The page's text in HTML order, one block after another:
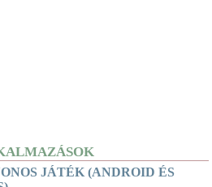
JÁTÉK (ANDROID ÉS